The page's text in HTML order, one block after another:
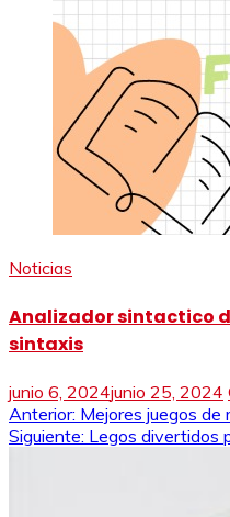
Noticias
Analizador sintactico
sintaxis
junio 6, 2024junio 25, 2024
Navegación
de
Anterior: Mejores juegos de
Siguiente: Legos divertidos